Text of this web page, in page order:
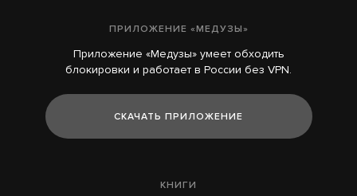
ПРИЛОЖЕНИЕ «МЕДУЗЫ»
Приложение «Медузы» умеет обходить
блокировки и работает в России без VPN.
СКАЧАТЬ ПРИЛОЖЕНИЕ
КНИГИ